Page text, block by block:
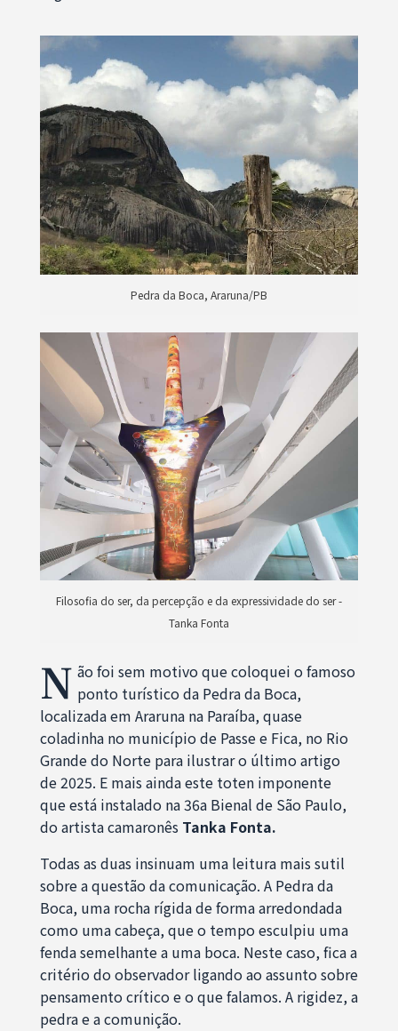
Pedra da Boca, Araruna/PB
Filosofia do ser, da percepção e da expressividade do ser -
Tanka Fonta
N ão foi sem motivo que coloquei o famoso
ponto turístico da Pedra da Boca,
localizada em Araruna na Paraíba, quase
coladinha no município de Passe e Fica, no Rio
Grande do Norte para ilustrar o último artigo
de 2025. E mais ainda este toten imponente
que está instalado na 36a Bienal de São Paulo,
do artista camaronês Tanka Fonta.
Todas as duas insinuam uma leitura mais sutil
sobre a questão da comunicação. A Pedra da
Boca, uma rocha rígida de forma arredondada
como uma cabeça, que o tempo esculpiu uma
fenda semelhante a uma boca. Neste caso, fica a
critério do observador ligando ao assunto sobre
pensamento crítico e o que falamos. A rigidez, a
pedra e a comunição.